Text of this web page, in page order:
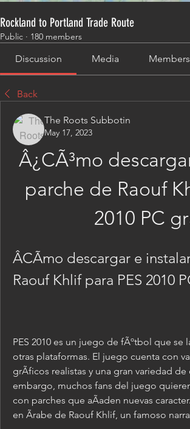
Rockland to Portland Trade Route
Public · 180 members
Discussion Media Members
Back
The Roots Subbotin
May 17, 2023
Â¿CÃ³mo
parche de Raouf
2010 PC
ÂCÃmo descargar e
Raouf Khlif para PES 2010
PES 2010 es un juego de fÃºtbol que se
otras plataformas. El juego cuenta con
grÃficos realistas y una gran variedad
embargo, muchos fans del juego
con parches que aÃaden nuevas
en Ãrabe de Raouf Khlif, un famoso